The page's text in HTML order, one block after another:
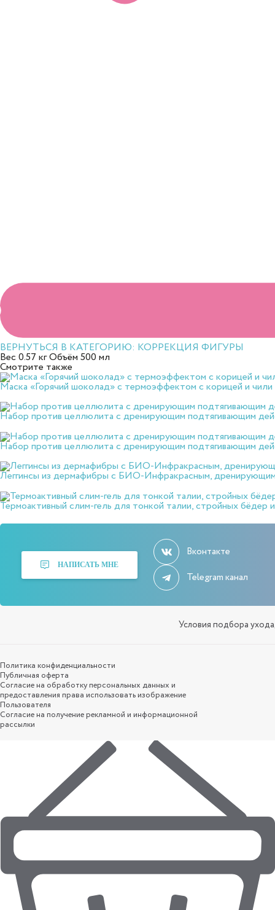
ВЕРНУТЬСЯ В КАТЕГОРИЮ: КОРРЕКЦИЯ ФИГУРЫ
Вес0.57 кгОбъём 500 мл
Смотрите также
Маска «Горячий шоколад» с термоэффектом с корицей и чили
Набор против целлюлита с дренирующим подтягивающим
Набор против целлюлита с дренирующим подтягивающим
Леггинсы из дермафибры с БИО-Инфракрасным,
Термоактивный слим-гель для тонкой талии, стройных бёдер
НАПИСАТЬ МНЕ
Вконтакте
Telegram канал
Условия подбора ухода
Политика конфиденциальности
Публичная оферта
Согласие на обработку персональных данных и
предоставления права использовать изображение
Пользователя
Согласие на получение рекламной и информационной
рассылки